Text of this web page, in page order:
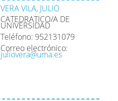
VERA VILA, JULIO
CATEDRATICO/A DE
UNIVERSIDAD
Teléfono: 952131079
Correo electrónico:
juliovera@uma.es